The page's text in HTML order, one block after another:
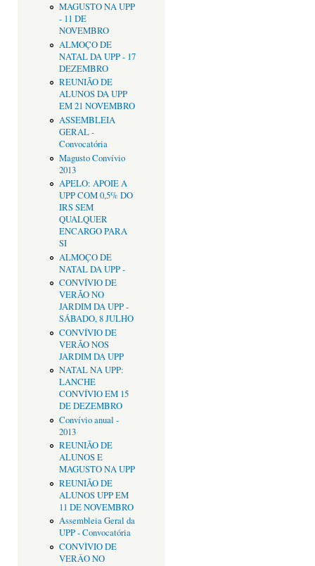
MAGUSTO NA UPP
- 11 DE
NOVEMBRO
ALMOÇO DE
NATAL DA UPP - 17
DEZEMBRO
REUNIÃO DE
ALUNOS DA UPP
EM 21 NOVEMBRO
ASSEMBLEIA
GERAL -
Convocatória
Magusto Convívio
2013
APELO: APOIE A
UPP COM 0,5% DO
IRS SEM
QUALQUER
ENCARGO PARA
SI
ALMOÇO DE
NATAL DA UPP -
CONVÍVIO DE
VERÃO NO
JARDIM DA UPP -
SÁBADO, 8 JULHO
CONVÍVIO DE
VERÃO NOS
JARDIM DA UPP
NATAL NA UPP:
LANCHE
CONVÍVIO EM 15
DE DEZEMBRO
Convívio anual -
2013
REUNIÃO DE
ALUNOS E
MAGUSTO NA UPP
REUNIÃO DE
ALUNOS UPP EM
11 DE NOVEMBRO
Assembleia Geral da
UPP - Convocatória
CONVÌVIO DE
VERÂO NO